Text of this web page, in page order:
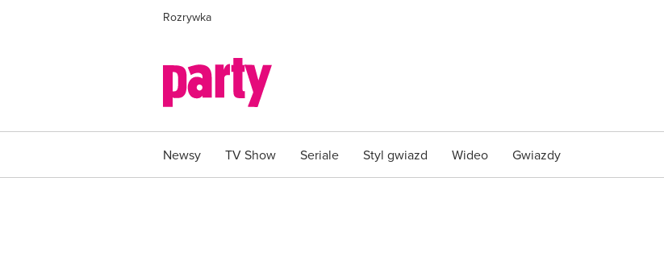
Rozrywka
Newsy TV Show Seriale Styl gwiazd Wideo Gwiazdy